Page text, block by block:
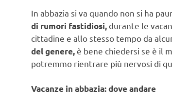
In abbazia si va quando non si ha
di rumori fastidiosi, durante le
cittadine e allo stesso tempo da
del genere, è bene chiedersi se è il
potremmo rientrare più nervosi di
Vacanze in abbazia: dove andare